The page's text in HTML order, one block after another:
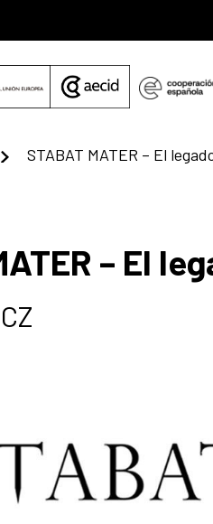
STABAT MATER – El
– El